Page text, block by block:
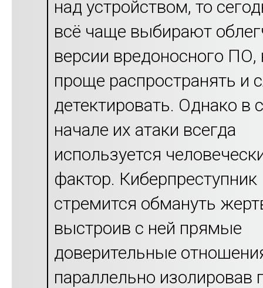
над устройством, то
всё чаще выбирают
версии вредоносного ПО,
проще распространять и
детектировать. Однако в
начале их атаки всегда
используется
фактор. Киберпреступник
стремится обмануть
выстроив с ней прямые
доверительные
параллельно изолировав